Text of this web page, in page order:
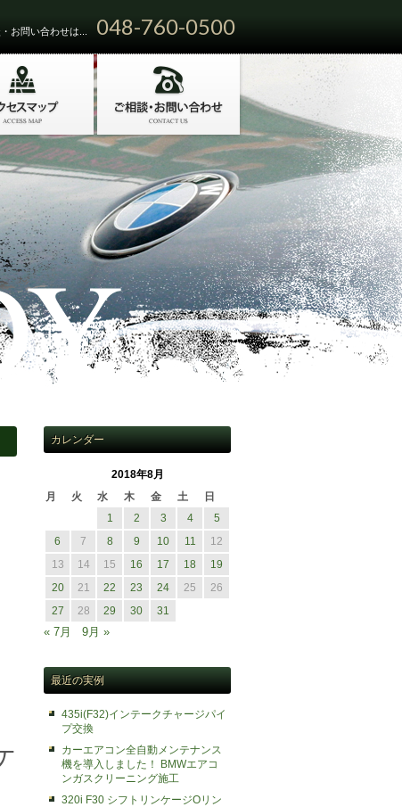
お問い合わせは... 048-760-0500
カレンダー
2018年8月
月
火 水 木 金 土
日
1
2 3 4
5
6
7 8 9 10 11
12
13
14 15 16 17 18
19
20
21 22 23 24 25
26
27
28 29 30 31
« 7月 9月 »
最近の実例
435i(F32)インテークチャージパイ
プ交換
カーエアコン全自動メンテナンス
機を導入しました！ BMWエアコ
ンガスクリーニング施工
320i F30 シフトリンケージOリン